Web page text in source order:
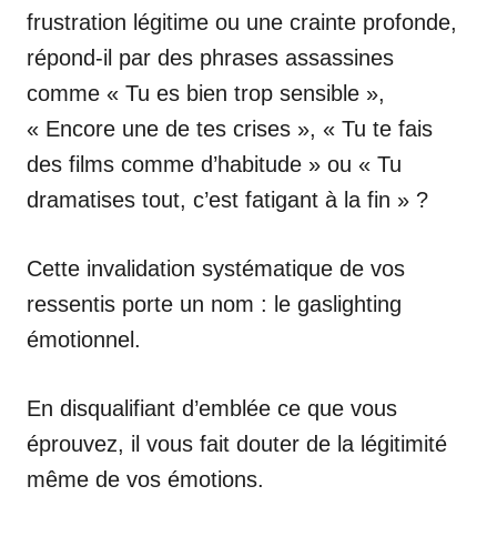
frustration légitime ou une crainte profonde,
répond-il par des phrases assassines
comme « Tu es bien trop sensible »,
« Encore une de tes crises », « Tu te fais
des films comme d’habitude » ou « Tu
dramatises tout, c’est fatigant à la fin » ?
Cette invalidation systématique de vos
ressentis porte un nom : le gaslighting
émotionnel.
En disqualifiant d’emblée ce que vous
éprouvez, il vous fait douter de la légitimité
même de vos émotions.